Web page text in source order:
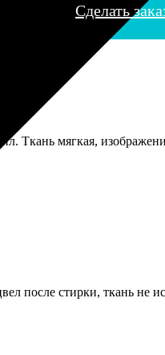
Сделать
Ткань мягкая,
после стирки, ткань не